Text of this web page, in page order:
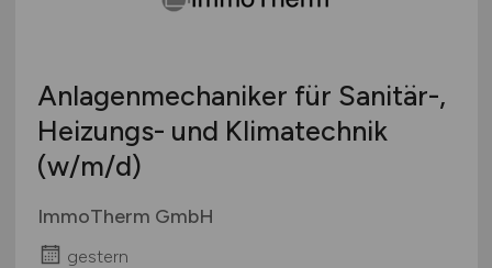
Anlagenmechaniker für Sanitär-,
Heizungs- und Klimatechnik
(w/m/d)
ImmoTherm GmbH
gestern